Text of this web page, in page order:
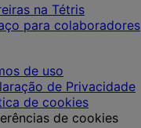
na Tétris
para colaboradores
de uso
de Privacidade
de cookies
de cookies